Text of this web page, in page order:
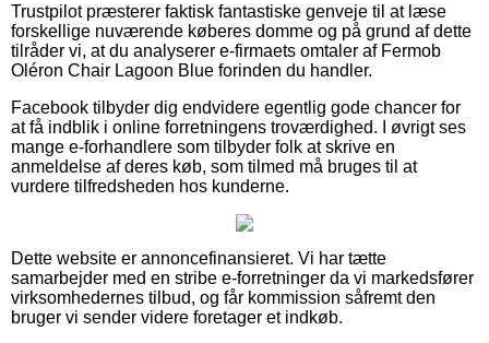
Trustpilot præsterer faktisk fantastiske genveje til at læse
forskellige nuværende køberes domme og på grund af dette
tilråder vi, at du analyserer e-firmaets omtaler af Fermob
Oléron Chair Lagoon Blue forinden du handler.
Facebook tilbyder dig endvidere egentlig gode chancer for
at få indblik i online forretningens troværdighed. I øvrigt ses
mange e-forhandlere som tilbyder folk at skrive en
anmeldelse af deres køb, som tilmed må bruges til at
vurdere tilfredsheden hos kunderne.
Dette website er annoncefinansieret. Vi har tætte
samarbejder med en stribe e-forretninger da vi markedsfører
virksomhedernes tilbud, og får kommission såfremt den
bruger vi sender videre foretager et indkøb.